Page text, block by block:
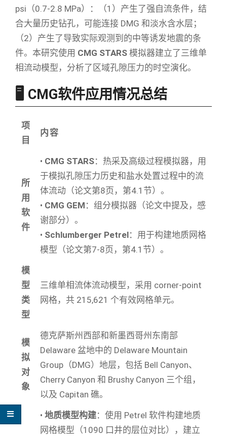
psi（0.7-2.8 MPa）：（1）产生了强自流条件，结
合大量历史钻孔，可能连接 DMG 和淡水含水层；
（2）产生了导致实际观测到的中等诱发地震的条
件。本研究使用 CMG STARS 模拟器建立了三维单
相流动模型，分析了区域孔隙压力的时空演化。
🖥️ CMG软件应用情况总结
项
目
内容
所
用
软
件
• CMG STARS：热采及高级过程模拟器，用
于模拟孔隙压力历史和盐水处置过程中的流
体流动（论文第8页，第4.1节）。
• CMG GEM ：组分模拟器（论文中提及，感
谢部分）。
• Schlumberger Petrel：用于构建地质网格
模型（论文第7-8页，第4.1节）。
模
型
类
型
三维单相流体流动模型，采用 corner-point
网格，共 215,621 个有效网格单元。
模
拟
对
象
德克萨斯州西部和新墨西哥州东南部
Delaware 盆地中的 Delaware Mountain
Group（DMG）地层，包括 Bell Canyon、
Cherry Canyon 和 Brushy Canyon 三个组，
以及 Capitan 礁。
• 地质模型构建：使用 Petrel 软件构建地质
网格模型（1090 口井的层位对比），建立